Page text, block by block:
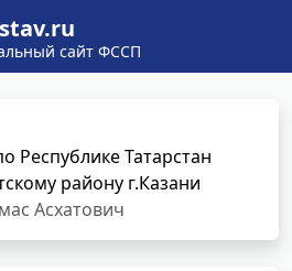
сайт ФССП
Республике Татарстан
району г.Казани
Асхатович